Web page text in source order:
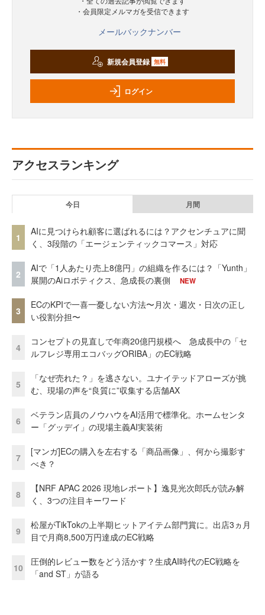
・会員限定メルマガを受信できます
メールバックナンバー
新規会員登録 無料
ログイン
アクセスランキング
今日 月間
1
AIに見つけられ顧客に選ばれるには？アクセンチュアに聞
く、3段階の「エージェンティックコマース」対応
2
AIで「1人あたり売上8億円」の組織を作るには？「Yunth」
展開のAiロボティクス、急成長の裏側
NEW
3
ECのKPIで一喜一憂しない方法〜月次・週次・日次の正し
い役割分担〜
4
コンセプトの見直しで年商20億円規模へ 急成長中の「セ
ルフレジ専用エコバッグORIBA」のEC戦略
5
「なぜ売れた？」を逃さない。ユナイテッドアローズが挑
む、現場の声を“良質に”収集する店舗AX
6
ベテラン店員のノウハウをAI活用で標準化。ホームセンタ
ー「グッデイ」の現場主義AI実装術
7
[マンガ]ECの購入を左右する「商品画像」、何から撮影す
べき？
8
【NRF APAC 2026 現地レポート】逸見光次郎氏が読み解
く、3つの注目キーワード
9
松屋がTikTokの上半期ヒットアイテム部門賞に。出店3ヵ月
目で月商8,500万円達成のEC戦略
10
圧倒的レビュー数をどう活かす？生成AI時代のEC戦略を
「and ST」が語る